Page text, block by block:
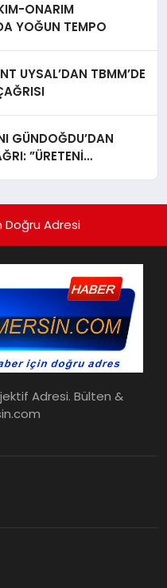
ONARIM
YOĞUN TEMPO
UYSAL’DAN TBMM’DE
GÜNDOĞDU’DAN
Doğru Adresi
Adresi. Bülten &